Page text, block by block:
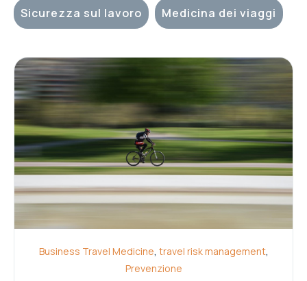
Sicurezza sul lavoro Medicina dei viaggi
Business Travel Medicine, travel risk management,
Prevenzione